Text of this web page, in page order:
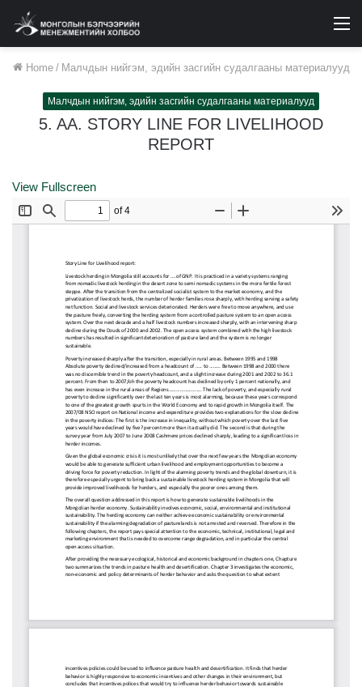
Home / Малчдын нийгэм, эдийн засгийн судалгааны материалууд
Малчдын нийгэм, эдийн засгийн судалгааны материалууд
5. AA. STORY LINE FOR LIVELIHOOD
REPORT
View Fullscreen